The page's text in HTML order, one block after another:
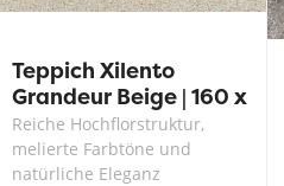
Teppich Xilento
Grandeur Beige | 160 x
240 cm
Reiche Hochflorstruktur,
melierte Farbtöne und
natürliche Eleganz